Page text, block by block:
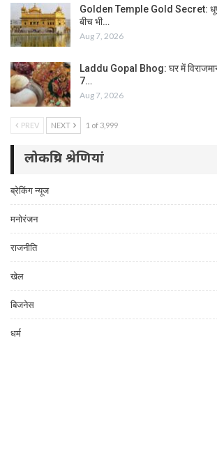
Golden Temple Gold Secret:
बीच भी…
Aug 7, 2026
Laddu Gopal Bhog: घर में
7…
Aug 7, 2026
PREV NEXT 1 of 3,999
लोकप्रिय श्रेणियां
ब्रेकिंग न्यूज
मनोरंजन
राजनीति
खेल
बिजनेस
धर्म